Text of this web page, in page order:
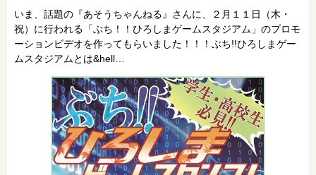
いま、話題の『あそうちゃんねる』さんに、２月１１日（木・
祝）に行われる「ぶち！！ひろしまゲームスタジアム」のプロモ
ーションビデオを作ってもらいました！！！ぶち!!ひろしまゲー
ムスタジアムとは&hell…